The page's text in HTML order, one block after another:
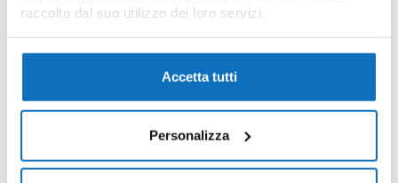
raccolto dal suo utilizzo dei loro servizi.
Accetta tutti
Personalizza
Cristallo attico ristrutturato con piscina